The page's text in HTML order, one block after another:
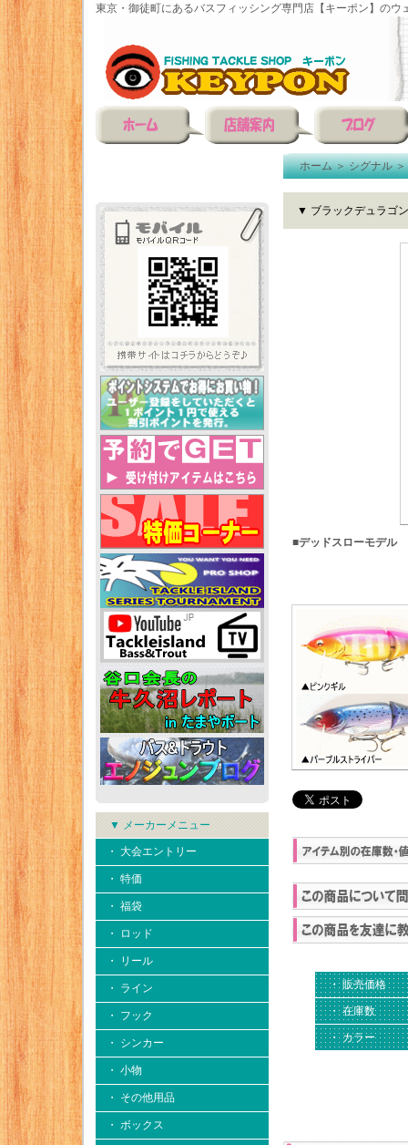
東京・御徒町にあるバスフィッシング専門店【キーポン】のウ
▼ メーカーメニュー
・ 大会エントリー
・ 特価
・ 福袋
・ ロッド
・ リール
・ ライン
・ フック
・ シンカー
・ 小物
・ その他用品
・ ボックス
ホーム＞シグナル＞
▼ ブラックデュラゴ
■デッドスローモデル
・ 販売価格
・ 在庫数
・ カラー